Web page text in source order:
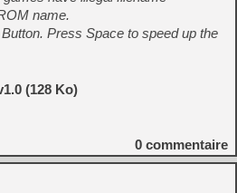
name.
Press Space to speed up the
(128 Ko)
0 commentaire